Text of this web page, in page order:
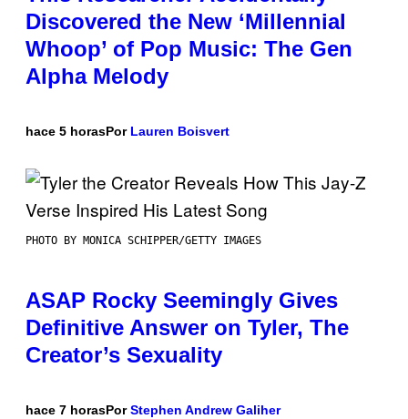
Discovered the New ‘Millennial
Whoop’ of Pop Music: The Gen
Alpha Melody
hace 5 horasPor Lauren Boisvert
PHOTO BY MONICA SCHIPPER/GETTY IMAGES
ASAP Rocky Seemingly Gives
Definitive Answer on Tyler, The
Creator’s Sexuality
hace 7 horasPorStephen Andrew Galiher